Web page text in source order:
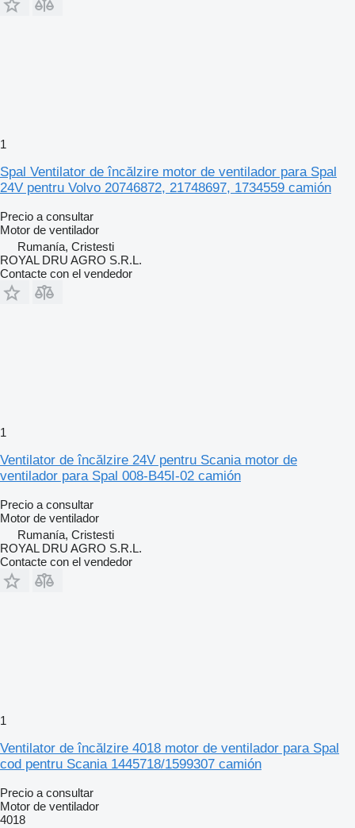
1
Spal Ventilator de încălzire motor de ventilador para Spal
24V pentru Volvo 20746872, 21748697, 1734559 camión
Precio a consultar
Motor de ventilador
Rumanía, Cristesti
ROYAL DRU AGRO S.R.L.
Contacte con el vendedor
1
Ventilator de încălzire 24V pentru Scania motor de
ventilador para Spal 008-B45I-02 camión
Precio a consultar
Motor de ventilador
Rumanía, Cristesti
ROYAL DRU AGRO S.R.L.
Contacte con el vendedor
1
Ventilator de încălzire 4018 motor de ventilador para Spal
cod pentru Scania 1445718/1599307 camión
Precio a consultar
Motor de ventilador
4018